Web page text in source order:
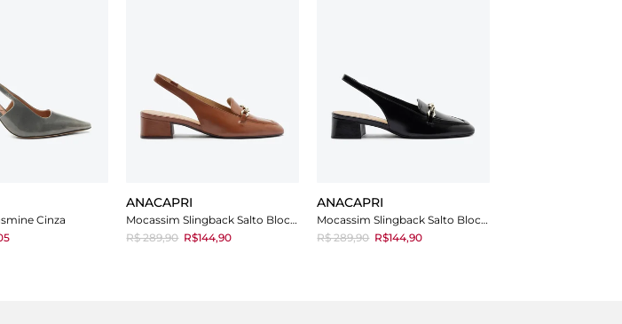
Cinza
ANACAPRI
Mocassim Slingback Salto Bloco Corrente Marrom
R$ 289,90 R$144,90
ANACAPRI
Mocassim Slingback Salto Bloco Corrente Preta
R$ 289,90 R$144,90